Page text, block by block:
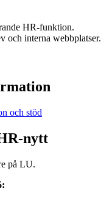
HR-funktion.
och interna webbplatser.
och stöd
nytt
på LU.